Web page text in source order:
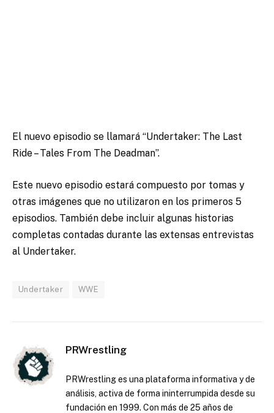
El nuevo episodio se llamará “Undertaker: The Last
Ride – Tales From The Deadman”.
Este nuevo episodio estará compuesto por tomas y
otras imágenes que no utilizaron en los primeros 5
episodios. También debe incluir algunas historias
completas contadas durante las extensas entrevistas
al Undertaker.
Undertaker WWE
PRWrestling
PRWrestling es una plataforma informativa y de
análisis, activa de forma ininterrumpida desde su
fundación en 1999. Con más de 25 años de